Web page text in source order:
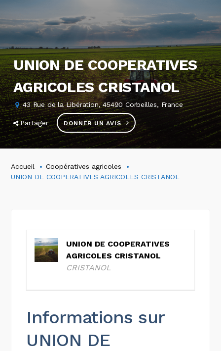
UNION DE COOPERATIVES
AGRICOLES CRISTANOL
43 Rue de la Libération, 45490 Corbeilles, France
Partager DONNER UN AVIS
Accueil
Coopératives agricoles
UNION DE COOPERATIVES AGRICOLES CRISTANOL
UNION DE COOPERATIVES
AGRICOLES CRISTANOL
CRISTANOL
Informations sur
UNION DE